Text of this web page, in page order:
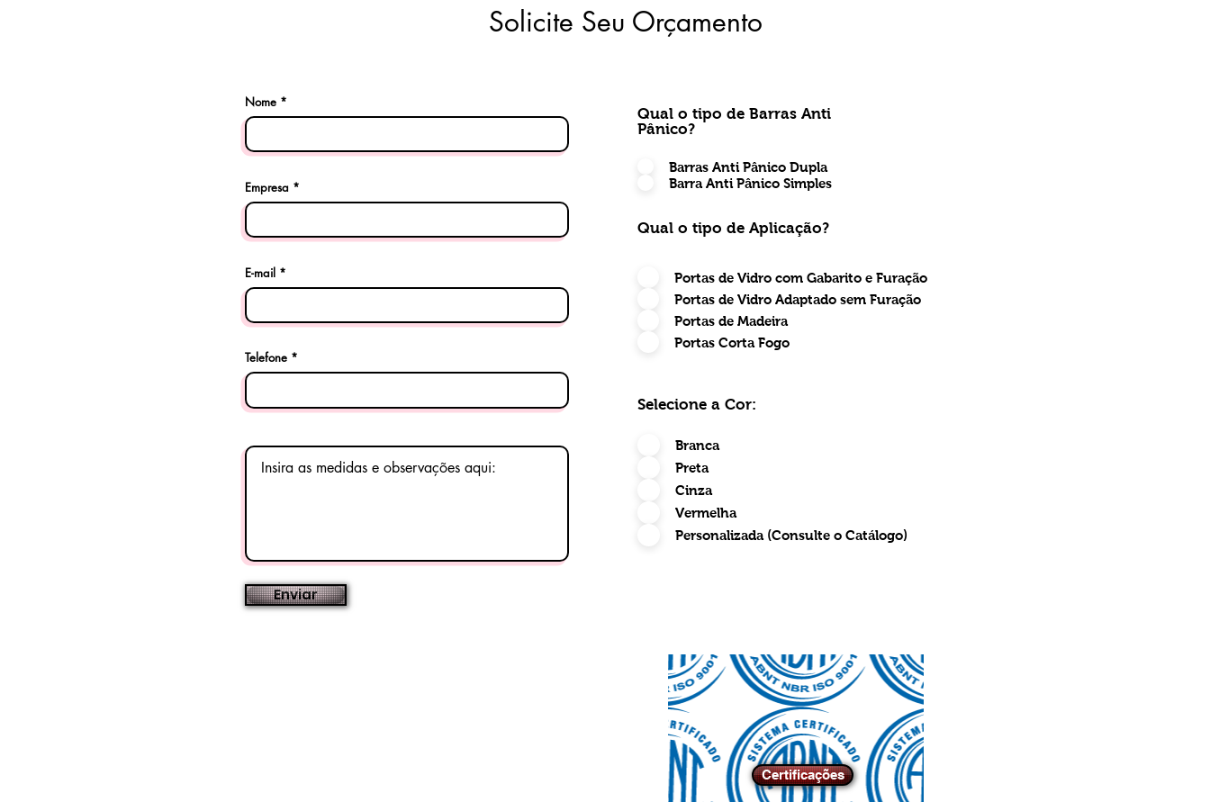
Solicite Seu Orçamento
Nome
Empresa
E-mail
Telefone
Qual o tipo de Barras Anti
Pânico?
Barras Anti Pânico Dupla
Barra Anti Pânico Simples
Qual o tipo de Aplicação?
Portas de Vidro com Gabarito e Furação
Portas de Vidro Adaptado sem Furação
Portas de Madeira
Portas Corta Fogo
Selecione a Cor:
Branca
Preta
Cinza
Vermelha
Personalizada (Consulte o Catálogo)
Enviar
Certificações